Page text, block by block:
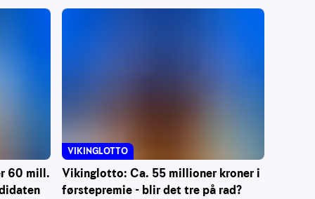
60 mill.
Vikinglotto: Ca. 55 millioner kroner i
førstepremie - blir det tre på rad?
VIKINGLOTTO